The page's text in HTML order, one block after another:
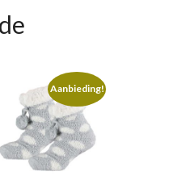
Aanbieding!